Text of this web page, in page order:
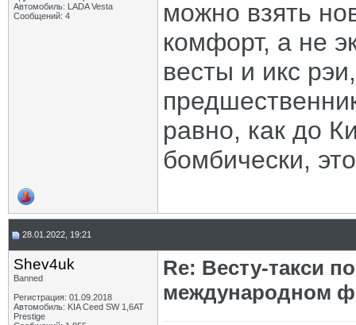
Автомобиль: LADA Vesta
Сообщений: 4
можно взять
комфорт, а не
весты и икс
равно, как до
бомбически,
28.01.2022, 19:21
Shev4uk
Banned
Регистрация: 01.09.2018
Автомобиль: KIA Ceed SW 1,6AT
Prestige
Re: Весту-такси
международном